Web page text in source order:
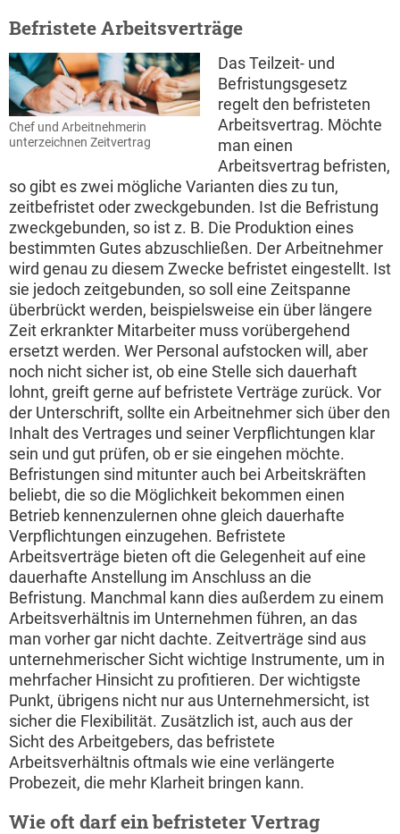
Befristete Arbeitsverträge
Chef und Arbeitnehmerin
unterzeichnen Zeitvertrag
Das Teilzeit- und
Befristungsgesetz
regelt den befristeten
Arbeitsvertrag. Möchte
man einen
Arbeitsvertrag befristen,
so gibt es zwei mögliche Varianten dies zu tun,
zeitbefristet oder zweckgebunden. Ist die Befristung
zweckgebunden, so ist z. B. Die Produktion eines
bestimmten Gutes abzuschließen. Der Arbeitnehmer
wird genau zu diesem Zwecke befristet eingestellt. Ist
sie jedoch zeitgebunden, so soll eine Zeitspanne
überbrückt werden, beispielsweise ein über längere
Zeit erkrankter Mitarbeiter muss vorübergehend
ersetzt werden. Wer Personal aufstocken will, aber
noch nicht sicher ist, ob eine Stelle sich dauerhaft
lohnt, greift gerne auf befristete Verträge zurück. Vor
der Unterschrift, sollte ein Arbeitnehmer sich über den
Inhalt des Vertrages und seiner Verpflichtungen klar
sein und gut prüfen, ob er sie eingehen möchte.
Befristungen sind mitunter auch bei Arbeitskräften
beliebt, die so die Möglichkeit bekommen einen
Betrieb kennenzulernen ohne gleich dauerhafte
Verpflichtungen einzugehen. Befristete
Arbeitsverträge bieten oft die Gelegenheit auf eine
dauerhafte Anstellung im Anschluss an die
Befristung. Manchmal kann dies außerdem zu einem
Arbeitsverhältnis im Unternehmen führen, an das
man vorher gar nicht dachte. Zeitverträge sind aus
unternehmerischer Sicht wichtige Instrumente, um in
mehrfacher Hinsicht zu profitieren. Der wichtigste
Punkt, übrigens nicht nur aus Unternehmersicht, ist
sicher die Flexibilität. Zusätzlich ist, auch aus der
Sicht des Arbeitgebers, das befristete
Arbeitsverhältnis oftmals wie eine verlängerte
Probezeit, die mehr Klarheit bringen kann.
Wie oft darf ein befristeter Vertrag